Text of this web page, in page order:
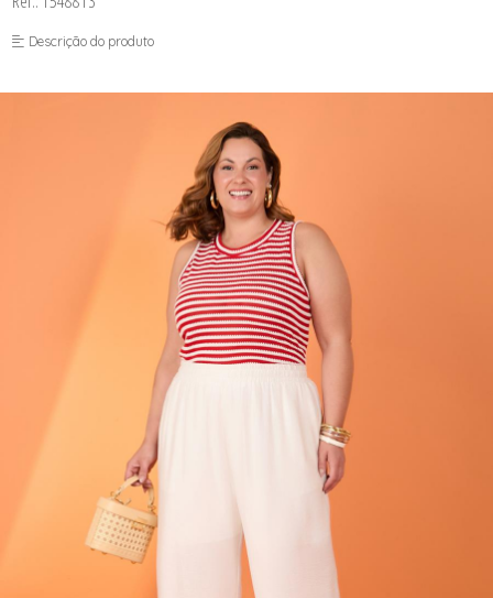
FUSEA-AGOSTO I-
LONGO-AGOSTO I-
MACAC-AGOSTO I-
Descrição do produto